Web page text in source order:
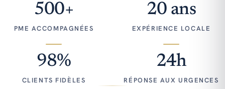
500+
PME ACCOMPAGNÉES
20 ans
EXPÉRIENCE LOCALE
98%
CLIENTS FIDÈLES
24h
RÉPONSE AUX URGENCES